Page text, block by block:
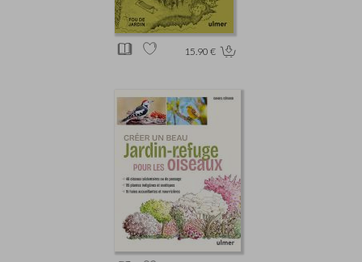
15.90 €